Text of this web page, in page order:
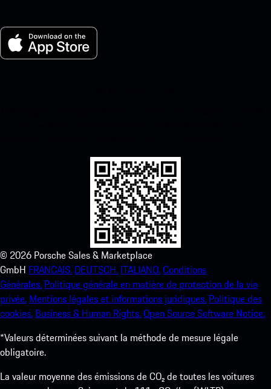
© 2026 Porsche Sales & Marketplace
GmbH FRANCAIS. DEUTSCH. ITALIANO.Conditions
Générales. Politique générale en matière de protection de la vie
privée. Mentions légales et informations juridiques. Politique des
cookies. Business & Human Rights.Open Source Software Notice.
*Valeurs déterminées suivant la méthode de mesure légale
obligatoire.
La valeur moyenne des émissions de CO₂ de toutes les voitures